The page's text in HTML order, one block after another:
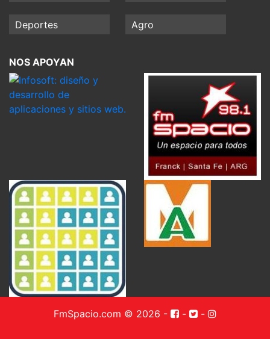
Deportes Agro
NOS APOYAN
FmSpacio.com © 2026 - - -